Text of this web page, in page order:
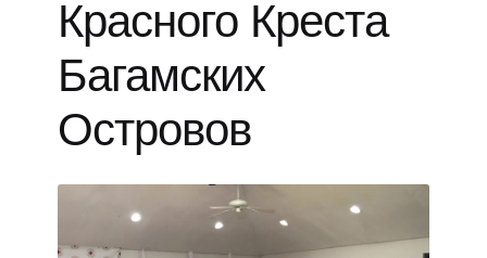
Красного Креста
Багамских
Островов